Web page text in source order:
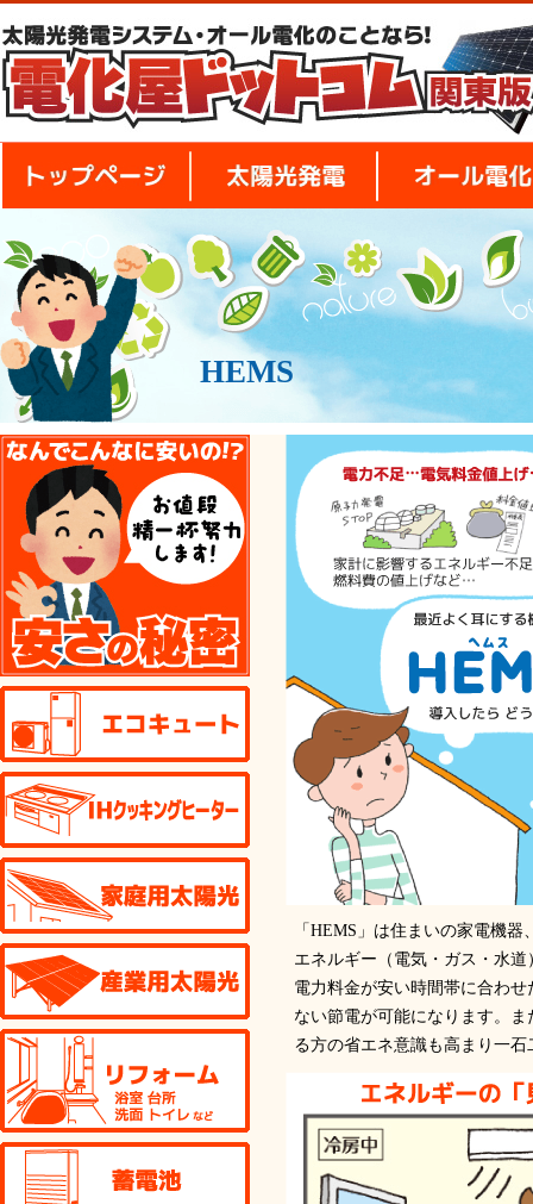
トップページ 太陽光発電
HEMS
「HEMS」は住まいの家電機
エネルギー（電気・ガス・水
電力料金が安い時間帯に合わ
ない節電が可能になります。
る方の省エネ意識も高まり一石
エコキュート
IHクッキングヒーター
家庭用太陽光発電
産業用太陽光発電
リフォーム